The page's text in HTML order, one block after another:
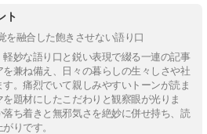
ト
を融合した飽きさせない語り口
妙な語り口と鋭い表現で綴る一連の記事
兼ね備え、日々の暮らしの生々しさや社
。痛烈でいて親しみやすいトーンが読ま
題材にしたこだわりと観察眼が光りま
ち着きと無邪気さを絶妙に併せ持ち、読
りです。